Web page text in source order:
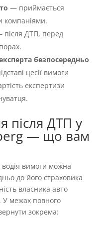
— приймається
компаніями.
ДТП, перед
безпосередньо
цесії вимоги
експертизи
після ДТП у
— що вам
вимоги можна
до його страховика
власника авто
. У межах повного
зокрема: